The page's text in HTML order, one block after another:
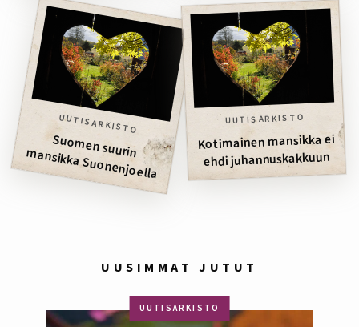
UUTISARKISTO
Suom
en suurin m
ansikka Suonenjoella
UUTISARKISTO
Kotimainen mansikka ei
ehdi juhannuskakkuun
UUSIMMAT JUTUT
UUTISARKISTO